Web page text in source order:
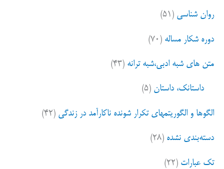
روان شناسی (۵۱)
دوره شکار مساله (۷۰)
متن های شبه ادبی،شبه ترانه (۴۳)
داستانک، داستان (۵)
الگوها و الگوریتمهای تکرار شونده ناکارآمد در زندگی (۴۲)
دسته‌بندی نشده (۲۸)
تک عبارات (۲۲)